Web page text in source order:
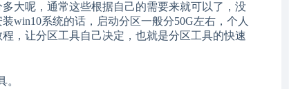
大呢，通常这些根据自己的需要来就可以了，没
win10系统的话，启动分区一般分50G左右，个人
，让分区工具自己决定，也就是分区工具的快速
。